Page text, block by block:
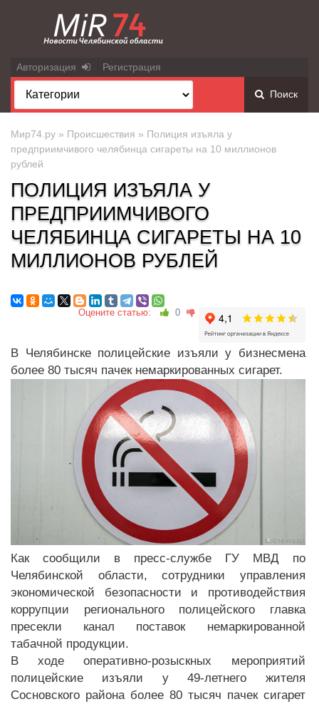
Авторизация Регистрация
Поиск
Мир74.ру » Происшествия » Полиция изъяла у
предприимчивого челябинца сигареты на 10 миллионов
рублей
ПОЛИЦИЯ ИЗЪЯЛА У
ПРЕДПРИИМЧИВОГО
ЧЕЛЯБИНЦА СИГАРЕТЫ НА 10
МИЛЛИОНОВ РУБЛЕЙ
Оцените статью: 0
В Челябинске полицейские изъяли у бизнесмена
более 80 тысяч пачек немаркированных сигарет.
Как сообщили в пресс-службе ГУ МВД по
Челябинской области, сотрудники управления
экономической безопасности и противодействия
коррупции регионального полицейского главка
пресекли канал поставок немаркированной
табачной продукции.
В ходе оперативно-розыскных мероприятий
полицейские изъяли у 49-летнего жителя
Сосновского района более 80 тысяч пачек сигарет